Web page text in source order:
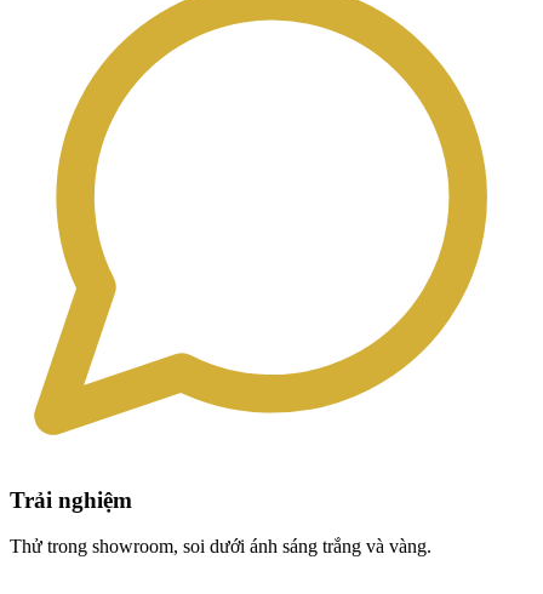
Trải nghiệm
Thử trong showroom, soi dưới ánh sáng trắng và vàng.